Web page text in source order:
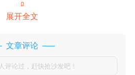

展开全文
文章评论
评论过，赶快抢沙发吧！